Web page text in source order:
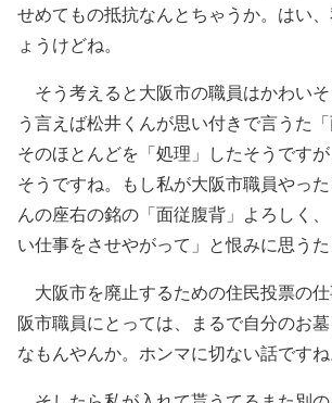
せめてもの抵抗なんとちゃうか。はい
ょうけどね。
そう考えると大阪市の職員はかわい
う言えば松井くんが思い付きで言うた
そのほとんどを「処理」したそうです
そうですね。もし私が大阪市職員やっ
んの座右の銘の「面従腹背」よろしく
い仕事をさせやがって」と恨みに思うた
大阪市を廃止するための住民投票の
阪市職員にとっては、まるで自分のお
なもんやんか。ホンマに切ない話ですね